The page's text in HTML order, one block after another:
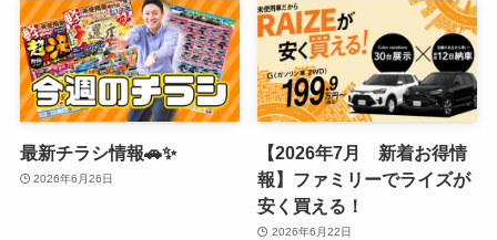
最新チラシ情報🚗✨
2026年6月26日
【2026年7月 新着お得情
報】ファミリーでライズが
安く買える！
2026年6月22日